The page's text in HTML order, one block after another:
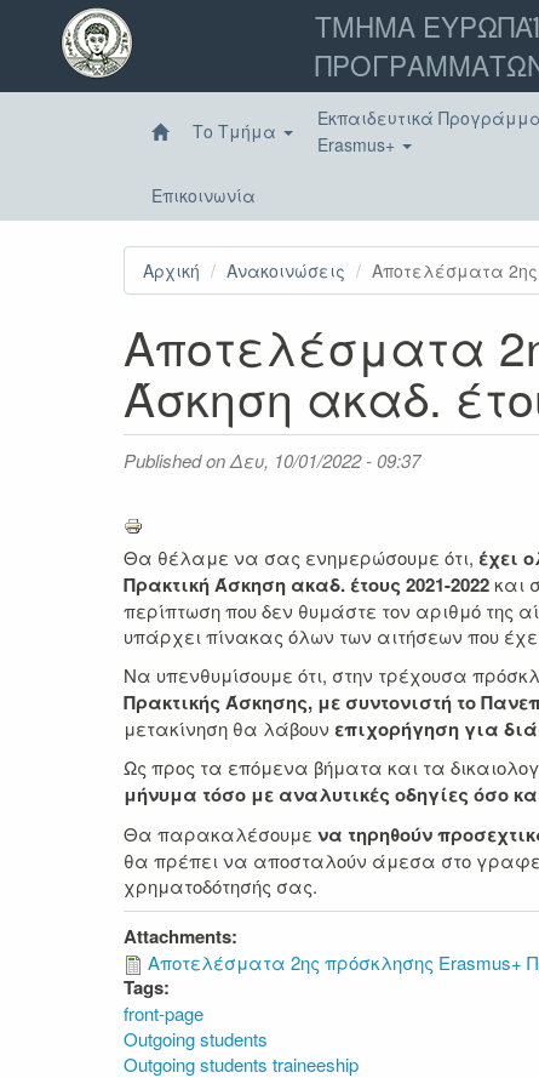
Παράκαμψη
κυρίως
ΤΜΗΜΑ
Το Τμήμα
Εκπαιδευτικά
Erasmus+
Επικοινωνία
Αρχική Ανακοινώσεις Αποτελέσματα 2ης
Αποτελέσματα
Άσκηση ακαδ.
Published onΔευ, 10/01/2022 - 09:37
Θα θέλαμε να σας ενημερώσουμε ότι, έχει
Πρακτική Άσκηση ακαδ. έτους 2021-2022και
περίπτωση που δεν θυμάστε τον αριθμό της
υπάρχει πίνακας όλων των αιτήσεων που
Να υπενθυμίσουμε ότι, στην τρέχουσα
Πρακτικής Άσκησης, με συντονιστή το
μετακίνηση θα λάβουν επιχορήγηση για
Ως προς τα επόμενα βήματα και τα
μήνυμα τόσο με αναλυτικές οδηγίες όσο
Θα παρακαλέσουμε να τηρηθούν
θα πρέπει να αποσταλούν άμεσα στο
χρηματοδότησής σας.
Attachments:
Αποτελέσματα 2ης πρόσκλησης Erasmus+
Tags:
front-page
Outgoing students
Outgoing students traineeship